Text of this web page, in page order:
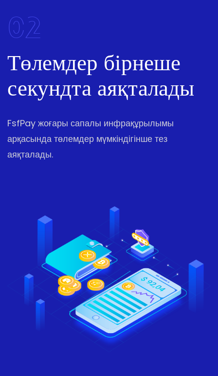
02
Төлемдер бірнеше
секундта аяқталады
FsfPay жоғары сапалы инфрақұрылымы
арқасында төлемдер мүмкіндігінше тез
аяқталады.